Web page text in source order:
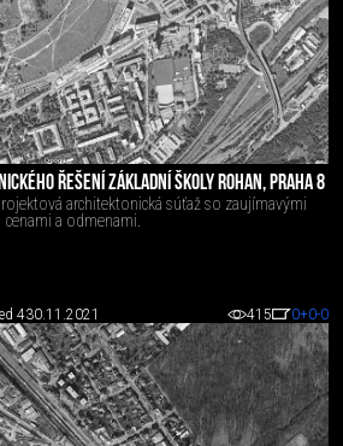
ŘEŠENÍ ZÁKLADNÍ ŠKOLY ROHAN, PRAHA 8
architektonická súťaž so zaujímavými
cenami a odmenami.
430.11.2021 415 0+0-0